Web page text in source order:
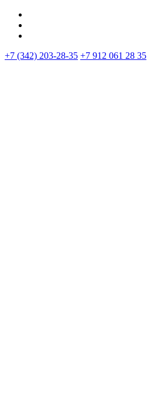
+7 (342) 203-28-35 +7 912 061 28 35